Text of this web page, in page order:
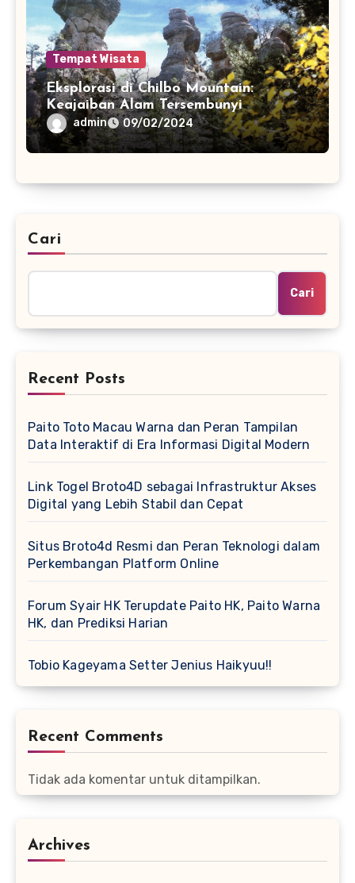
Tempat Wisata
Eksplorasi di Chilbo Mountain:
Keajaiban Alam Tersembunyi
admin 09/02/2024
Cari
Cari
Recent Posts
Paito Toto Macau Warna dan Peran Tampilan
Data Interaktif di Era Informasi Digital Modern
Link Togel Broto4D sebagai Infrastruktur Akses
Digital yang Lebih Stabil dan Cepat
Situs Broto4d Resmi dan Peran Teknologi dalam
Perkembangan Platform Online
Forum Syair HK Terupdate Paito HK, Paito Warna
HK, dan Prediksi Harian
Tobio Kageyama Setter Jenius Haikyuu!!
Recent Comments
Tidak ada komentar untuk ditampilkan.
Archives